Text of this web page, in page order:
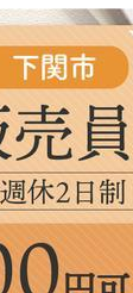
概ね月15
労働日数
労働日数
番1
4番12号
番16号
15